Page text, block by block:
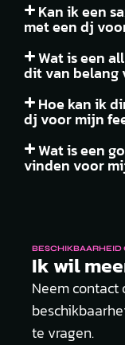
Kan ik een
met een dj
Wat is een
dit van belang
Hoe kan ik
dj voor mijn
Wat is een
vinden voor
BESCHIKBAARHEID
Ik wil
Neem contact
te vragen.